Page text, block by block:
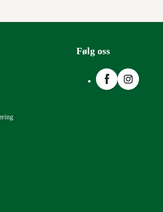
Følg oss
FacebookInstagram